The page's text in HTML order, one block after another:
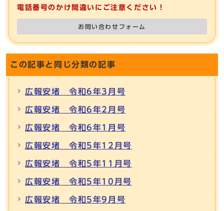
電話番号のかけ間違いにご注意ください！
お問い合わせフォーム
この記事と同じ分類の記事
広報安堵 令和6年3月号
広報安堵 令和6年2月号
広報安堵 令和6年1月号
広報安堵 令和5年12月号
広報安堵 令和5年11月号
広報安堵 令和5年10月号
広報安堵 令和5年9月号